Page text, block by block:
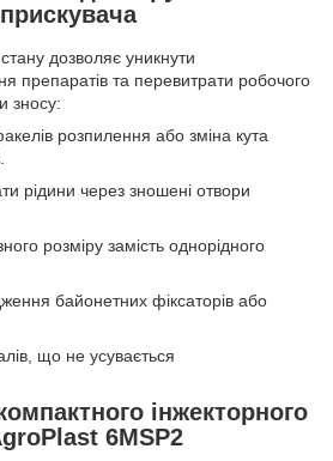
дозволяє уникнути
препаратів та перевитрати робочого
зносу:
розпилення або зміна кута
рідини через зношені отвори
розміру замість однорідного
байонетних фіксаторів або
що не усувається
інжекторного
6MSP2